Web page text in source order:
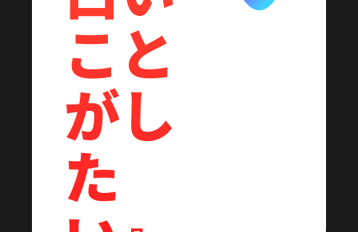
こと
がし
た